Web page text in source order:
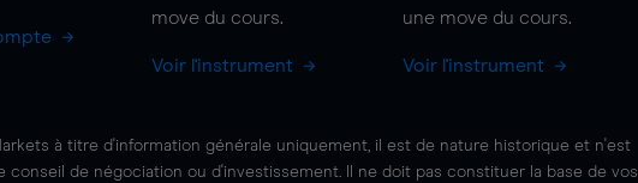
move du cours.
Voir l'instrument
une move du cours.
Voir l'instrument
à titre d'information générale uniquement, il est de nature historique et n'est
de négociation ou d'investissement. Il ne doit pas constituer la base de vos